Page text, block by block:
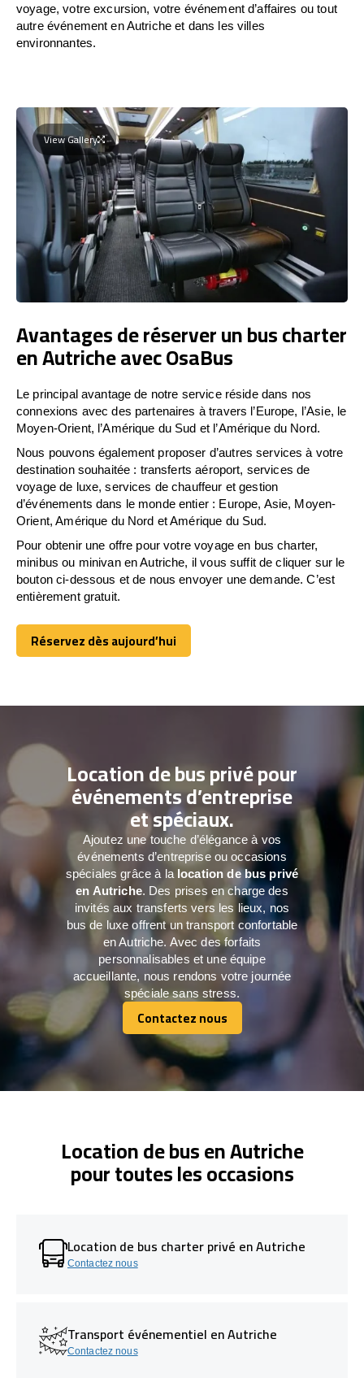
voyage, votre excursion, votre événement d’affaires ou tout
autre événement en Autriche et dans les villes
environnantes.
View Gallery
Avantages de réserver un bus charter
en Autriche avec OsaBus
Le principal avantage de notre service réside dans nos
connexions avec des partenaires à travers l’Europe, l’Asie, le
Moyen-Orient, l’Amérique du Sud et l’Amérique du Nord.
Nous pouvons également proposer d’autres services à votre
destination souhaitée : transferts aéroport, services de
voyage de luxe, services de chauffeur et gestion
d’événements dans le monde entier : Europe, Asie, Moyen-
Orient, Amérique du Nord et Amérique du Sud.
Pour obtenir une offre pour votre voyage en bus charter,
minibus ou minivan en Autriche, il vous suffit de cliquer sur le
bouton ci-dessous et de nous envoyer une demande. C’est
entièrement gratuit.
Réservez dès aujourd’hui
Réservez dès aujourd’hui
Location de bus privé pour
événements d’entreprise
et spéciaux.
Ajoutez une touche d’élégance à vos
événements d’entreprise ou occasions
spéciales grâce à la location de bus privé
en Autriche. Des prises en charge des
invités aux transferts vers les lieux, nos
bus de luxe offrent un transport confortable
en Autriche. Avec des forfaits
personnalisables et une équipe
accueillante, nous rendons votre journée
spéciale sans stress.
Contactez nous
Contactez nous
Location de bus en Autriche
pour toutes les occasions
Location de bus charter privé en Autriche
Contactez nous
Transport événementiel en Autriche
Contactez nous